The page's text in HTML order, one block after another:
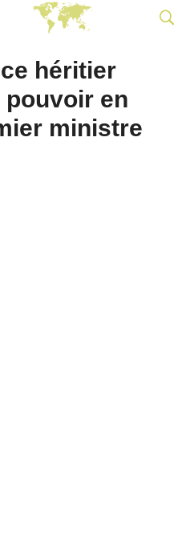
héritier
en
ministre